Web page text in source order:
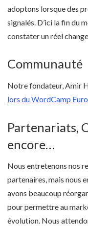
adoptons lorsque des
signalés. D’ici la fin du
constater un réel
Communauté
Notre fondateur, Amir
lors du WordCamp
Partenariats,
encore…
Nous entretenons nos
partenaires, mais nous
avons beaucoup
pour permettre au
évolution. Nous